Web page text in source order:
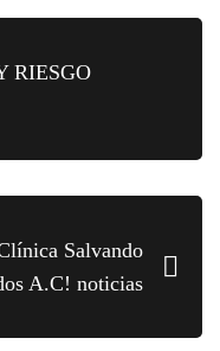
RIESGO
Salvando
A.C! noticias